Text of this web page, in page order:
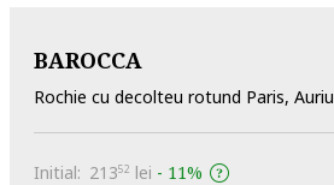
BAROCCA
Rochie cu decolteu rotund Paris, Auriu
Initial: 21352 lei - 11%